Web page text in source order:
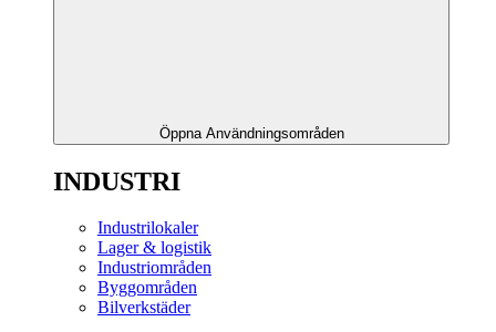
Öppna Användningsområden
INDUSTRI
Industrilokaler
Lager & logistik
Industriområden
Byggområden
Bilverkstäder